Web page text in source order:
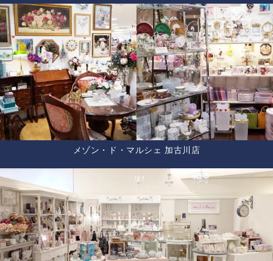
メゾン・ド・マルシェ 加古川店